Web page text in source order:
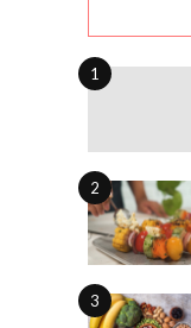
1
2
3